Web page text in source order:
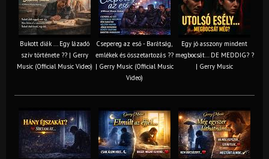
Bukott diák ... Egy lázadó
szív története ?? | Gerry
Music (Official Music Video)
Csepereg az eső - Barátság,
emlékek és összetartozás ?️?
| Gerry Music (Official Music
Video)
Egy jó asszony mindent
megbocsát… DE MEDDIG? ?
| Gerry Music